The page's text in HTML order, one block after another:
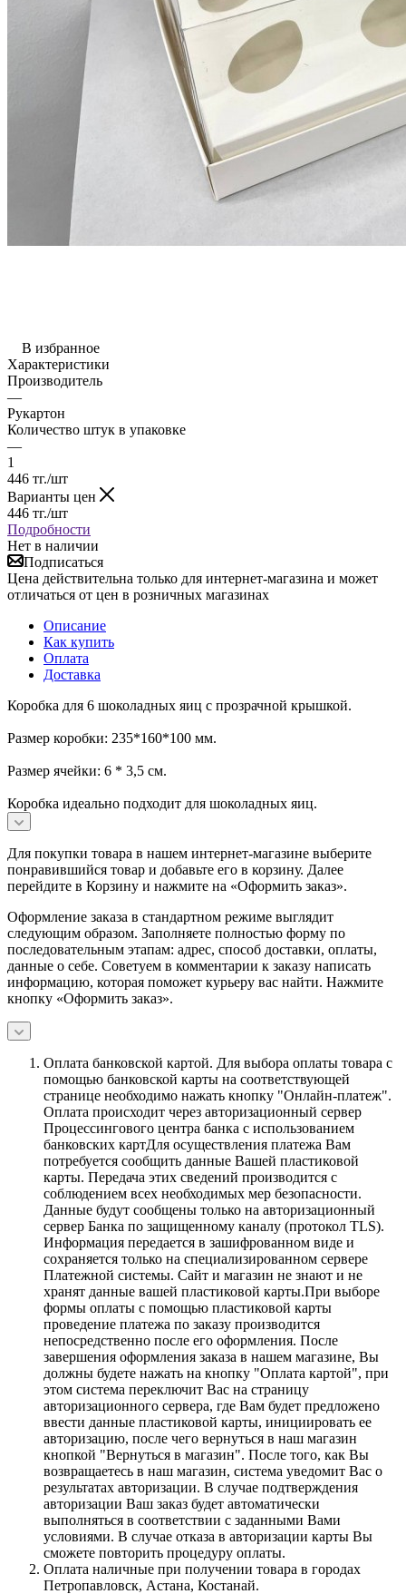
В избранное
Характеристики
Производитель
—
Рукартон
Количество штук в упаковке
—
1
446 тг./шт
Варианты цен
446 тг./шт
Подробности
Нет в наличии
Подписаться
Цена действительна только для интернет-магазина и может
отличаться от цен в розничных магазинах
Описание
Как купить
Оплата
Доставка
Коробка для 6 шоколадных яиц с прозрачной крышкой.
Размер коробки: 235*160*100 мм.
Размер ячейки: 6 * 3,5 см.
Коробка идеально подходит для шоколадных яиц.
Для покупки товара в нашем интернет-магазине выберите
понравившийся товар и добавьте его в корзину. Далее
перейдите в Корзину и нажмите на «Оформить заказ».
Оформление заказа в стандартном режиме выглядит
следующим образом. Заполняете полностью форму по
последовательным этапам: адрес, способ доставки, оплаты,
данные о себе. Советуем в комментарии к заказу написать
информацию, которая поможет курьеру вас найти. Нажмите
кнопку «Оформить заказ».
Оплата банковской картой. Для выбора оплаты товара с
помощью банковской карты на соответствующей
странице необходимо нажать кнопку "Онлайн-платеж".
Оплата происходит через авторизационный сервер
Процессингового центра банка с использованием
банковских картДля осуществления платежа Вам
потребуется сообщить данные Вашей пластиковой
карты. Передача этих сведений производится с
соблюдением всех необходимых мер безопасности.
Данные будут сообщены только на авторизационный
сервер Банка по защищенному каналу (протокол TLS).
Информация передается в зашифрованном виде и
сохраняется только на специализированном сервере
Платежной системы. Сайт и магазин не знают и не
хранят данные вашей пластиковой карты.При выборе
формы оплаты с помощью пластиковой карты
проведение платежа по заказу производится
непосредственно после его оформления. После
завершения оформления заказа в нашем магазине, Вы
должны будете нажать на кнопку "Оплата картой", при
этом система переключит Вас на страницу
авторизационного сервера, где Вам будет предложено
ввести данные пластиковой карты, инициировать ее
авторизацию, после чего вернуться в наш магазин
кнопкой "Вернуться в магазин". После того, как Вы
возвращаетесь в наш магазин, система уведомит Вас о
результатах авторизации. В случае подтверждения
авторизации Ваш заказ будет автоматически
выполняться в соответствии с заданными Вами
условиями. В случае отказа в авторизации карты Вы
сможете повторить процедуру оплаты.
Оплата наличные при получении товара в городах
Петропавловск, Астана, Костанай.